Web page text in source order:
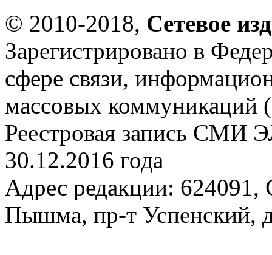
© 2010-2018, Сетевое
Зарегистрировано в
сфере связи,
массовых коммуникаций
Реестровая запись СМИ
30.12.2016 года
Адрес редакции: 624091,
Пышма, пр-т Успенский,